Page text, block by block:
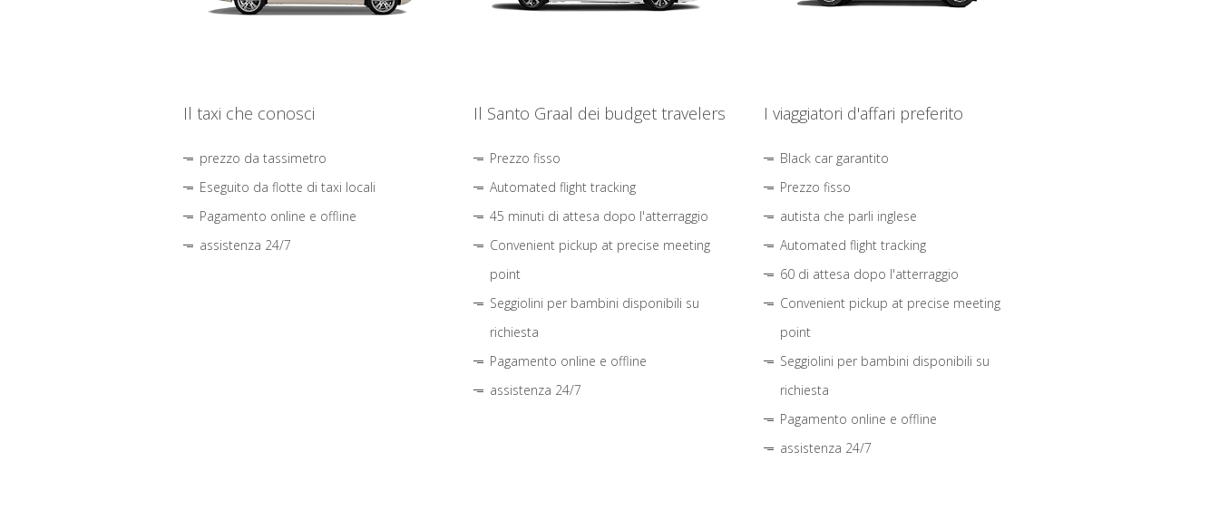
Il taxi che conosci
prezzo da tassimetro
Eseguito da flotte di taxi locali
Pagamento online e offline
assistenza 24/7
Il Santo Graal dei budget travelers
Prezzo fisso
Automated flight tracking
45 minuti di attesa dopo l'atterraggio
Convenient pickup at precise meeting
point
Seggiolini per bambini disponibili su
richiesta
Pagamento online e offline
assistenza 24/7
I viaggiatori d'affari preferito
Black car garantito
Prezzo fisso
autista che parli inglese
Automated flight tracking
60 di attesa dopo l'atterraggio
Convenient pickup at precise meeting
point
Seggiolini per bambini disponibili su
richiesta
Pagamento online e offline
assistenza 24/7